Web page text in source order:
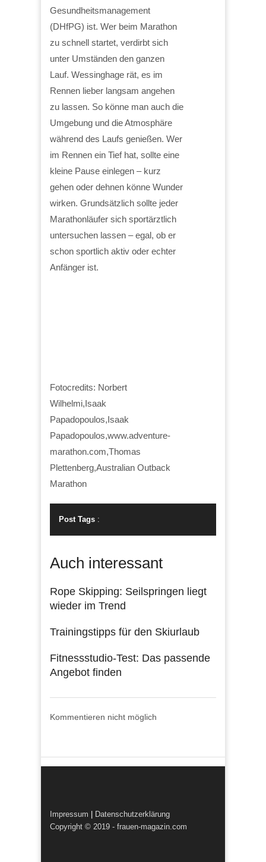
Gesundheitsmanagement
(DHfPG) ist. Wer beim Marathon
zu schnell startet, verdirbt sich
unter Umständen den ganzen
Lauf. Wessinghage rät, es im
Rennen lieber langsam angehen
zu lassen. So könne man auch die
Umgebung und die Atmosphäre
während des Laufs genießen. Wer
im Rennen ein Tief hat, sollte eine
kleine Pause einlegen – kurz
gehen oder dehnen könne Wunder
wirken. Grundsätzlich sollte jeder
Marathonläufer sich sportärztlich
untersuchen lassen – egal, ob er
schon sportlich aktiv oder echter
Anfänger ist.
Fotocredits: Norbert
Wilhelmi,Isaak
Papadopoulos,Isaak
Papadopoulos,www.adventure-
marathon.com,Thomas
Plettenberg,Australian Outback
Marathon
Post Tags :
Auch interessant
Rope Skipping: Seilspringen liegt
wieder im Trend
Trainingstipps für den Skiurlaub
Fitnessstudio-Test: Das passende
Angebot finden
Kommentieren nicht möglich
Impressum
Datenschutzerklärung
Copyright © 2019 - frauen-magazin.com